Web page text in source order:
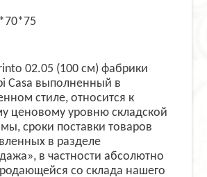
02.05 (100 см) фабрики
Casa выполненный в
стиле, относится к
ценовому уровню складской
сроки поставки товаров
в разделе
в частности абсолютно
со склада нашего